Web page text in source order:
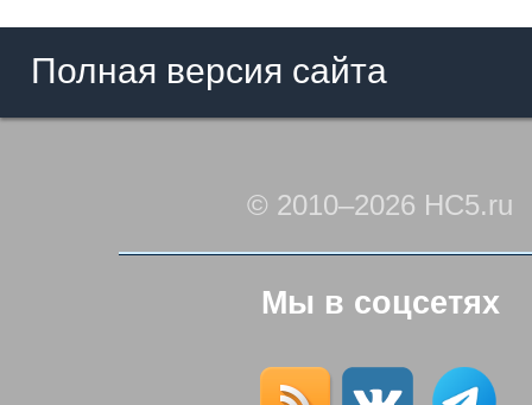
Полная версия сайта
© 2010–2026 HC5.ru
Мы в соцсетях